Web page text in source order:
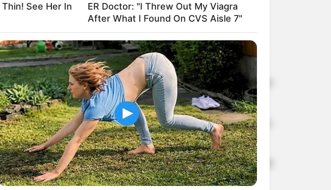
Assis - Foto: Polícia Rodoviária / Divulgação
fuzis e 10 pistolas, durante a operação "São Paulo Mais
e a apreensão aconteceu na Rodovia Raposo Tavares,
na abordagem, o que motivou a realização de uma
See Her In
ER Doctor: "I Threw Out My Viagra
After What I Found On CVS Aisle 7"